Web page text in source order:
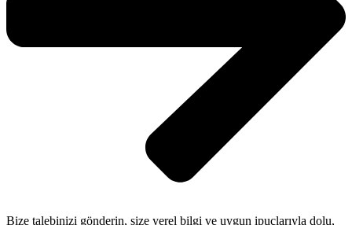
Bize talebinizi gönderin, size yerel bilgi ve uygun ipuçlarıyla dolu,